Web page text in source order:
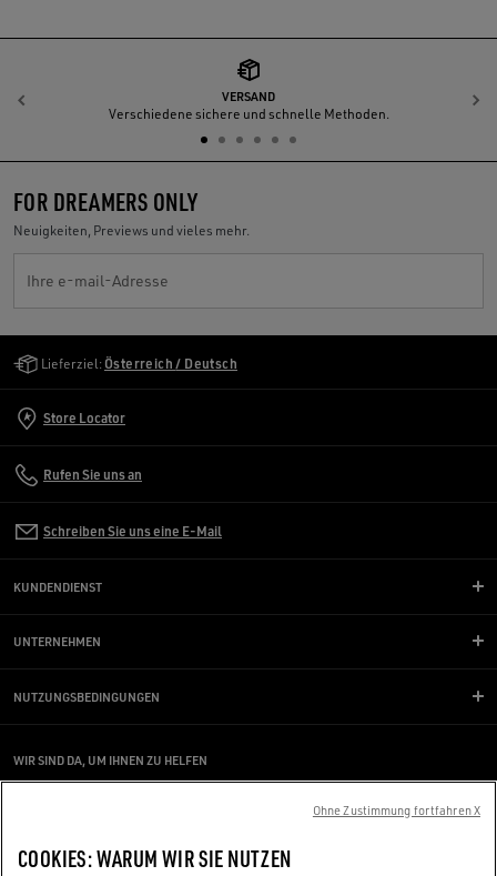
VERSAND
Verschiedene sichere und schnelle Methoden.
Zurück
FOR DREAMERS ONLY
Neuigkeiten, Previews und vieles mehr.
Ihre e-mail-Adresse
Lieferziel: Österreich / Deutsch
Store Locator
Rufen Sie uns an
Schreiben Sie uns eine E-Mail
KUNDENDIENST
UNTERNEHMEN
NUTZUNGSBEDINGUNGEN
WIR SIND DA, UM IHNEN ZU HELFEN
Verwenden Sie einen Screenreader und haben Schwierigkeiten damit?
COOKIES: WARUM WIR SIE NUTZEN
Ohne Zustimmung fortfahren X